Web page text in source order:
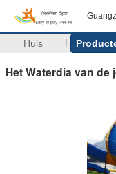
Huis
Het Waterdia van